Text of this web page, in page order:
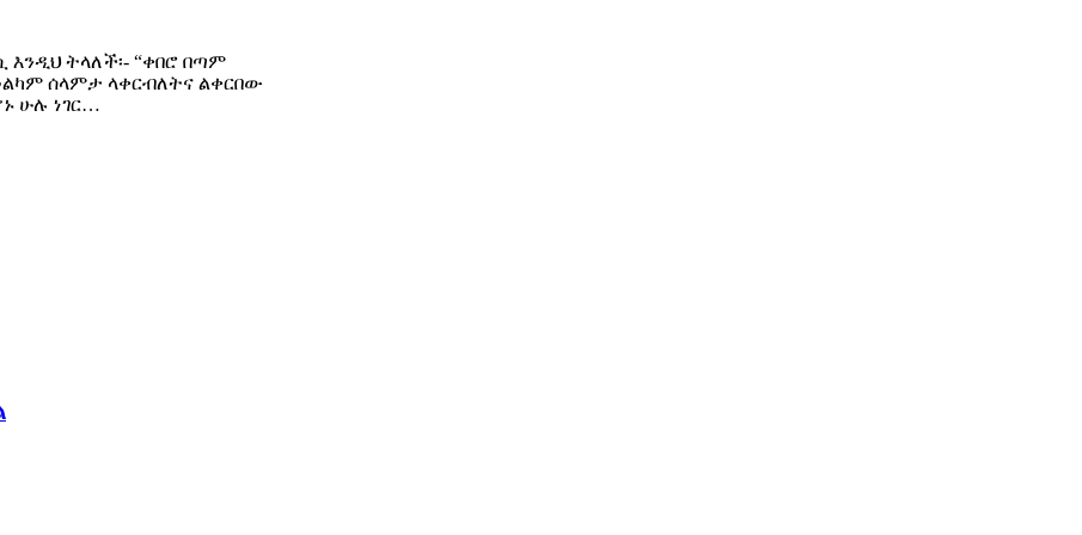
ትላለች፡- “ቀበሮ በጣም
ሰላምታ ላቀርብለትና ልቀርበው
ሁሉ ነገር…